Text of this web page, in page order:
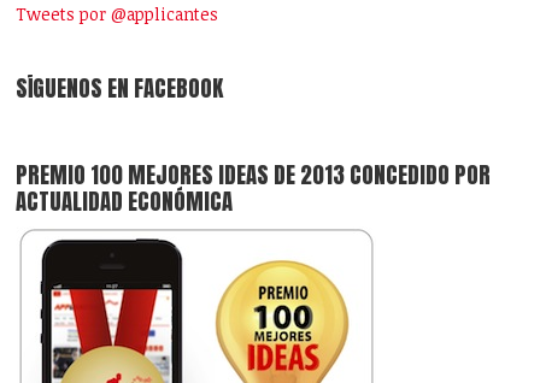
Tweets por @applicantes
SÍGUENOS EN FACEBOOK
PREMIO 100 MEJORES IDEAS DE 2013 CONCEDIDO POR
ACTUALIDAD ECONÓMICA